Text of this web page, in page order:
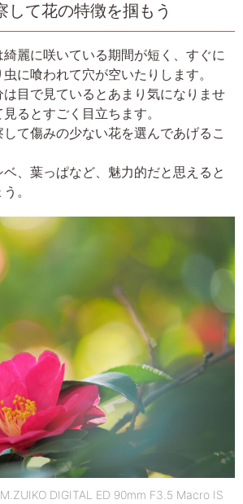
して花の特徴を掴もう
麗に咲いている期間が短く、すぐに
に喰われて穴が空いたりします。
目で見ているとあまり気になりませ
るとすごく目立ちます。
て傷みの少ない花を選んであげるこ
、葉っぱなど、魅力的だと思えると
。
DIGITAL ED 90mm F3.5 Macro IS